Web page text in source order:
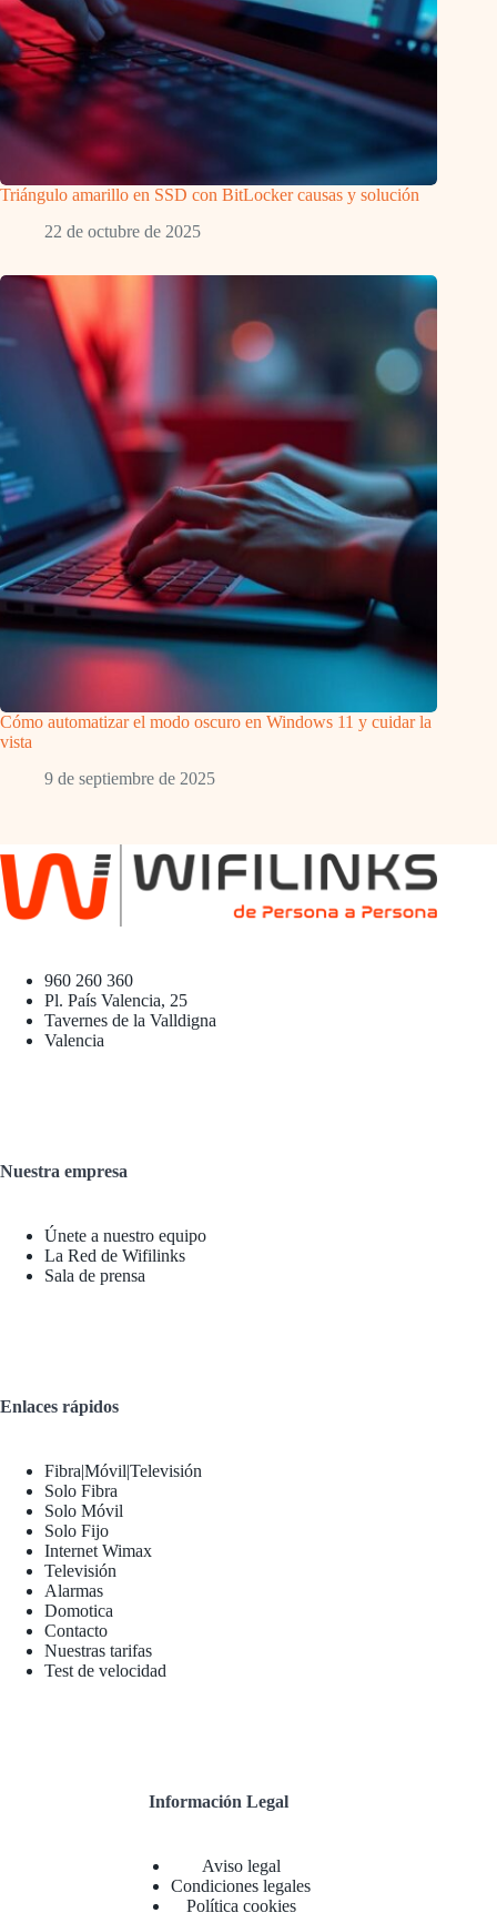
Triángulo amarillo en SSD con BitLocker causas y solución
22 de octubre de 2025
Cómo automatizar el modo oscuro en Windows 11 y cuidar la
vista
9 de septiembre de 2025
960 260 360
Pl. País Valencia, 25
Tavernes de la Valldigna
Valencia
Nuestra empresa
Únete a nuestro equipo
La Red de Wifilinks
Sala de prensa
Enlaces rápidos
Fibra|Móvil|Televisión
Solo Fibra
Solo Móvil
Solo Fijo
Internet Wimax
Televisión
Alarmas
Domotica
Contacto
Nuestras tarifas
Test de velocidad
Información Legal
Aviso legal
Condiciones legales
Política cookies